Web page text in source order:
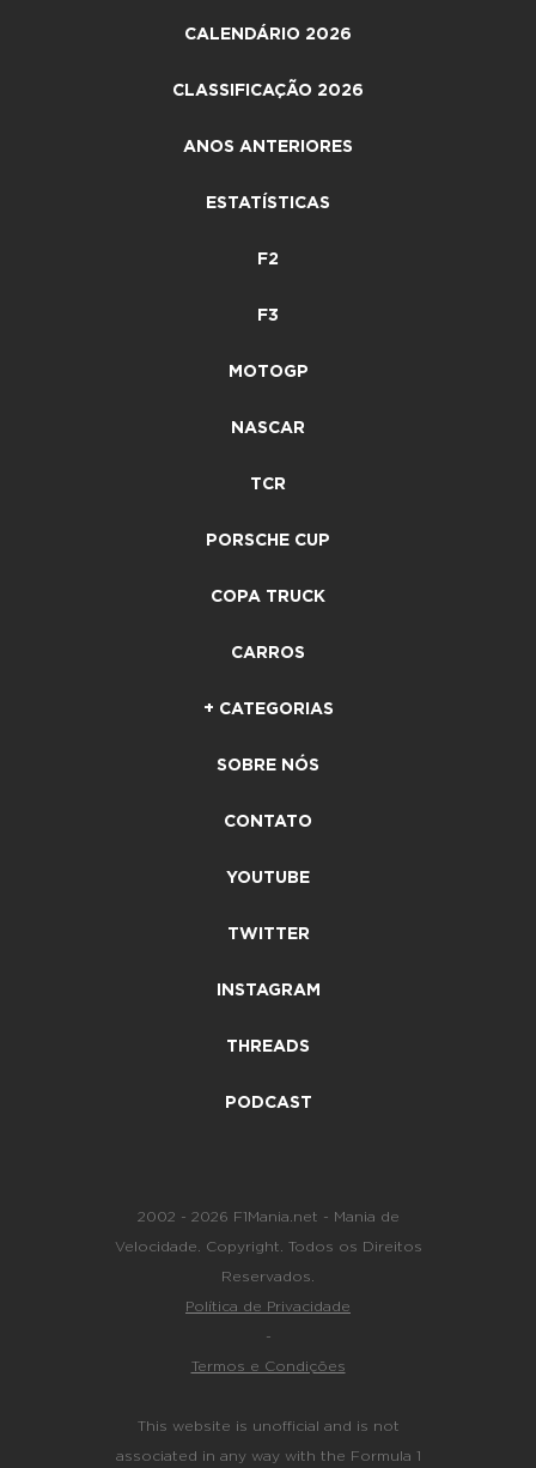
CALENDÁRIO 2026
CLASSIFICAÇÃO 2026
ANOS ANTERIORES
ESTATÍSTICAS
F2
F3
MOTOGP
NASCAR
TCR
PORSCHE CUP
COPA TRUCK
CARROS
+ CATEGORIAS
SOBRE NÓS
CONTATO
YOUTUBE
TWITTER
INSTAGRAM
THREADS
PODCAST
2002 - 2026 F1Mania.net - Mania de
Velocidade. Copyright. Todos os Direitos
Reservados.
Política de Privacidade
-
Termos e Condições
This website is unofficial and is not
associated in any way with the Formula 1